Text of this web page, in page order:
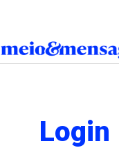
Login